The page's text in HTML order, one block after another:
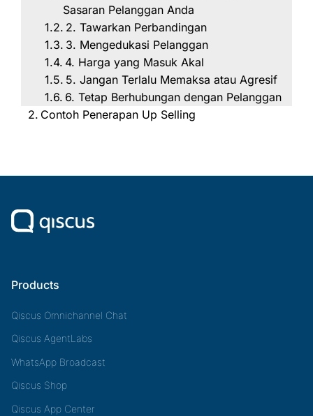
Sasaran Pelanggan Anda
2. Tawarkan Perbandingan
3. Mengedukasi Pelanggan
4. Harga yang Masuk Akal
5. Jangan Terlalu Memaksa atau Agresif
6. Tetap Berhubungan dengan Pelanggan
Contoh Penerapan Up Selling
Products
Qiscus Omnichannel Chat
Qiscus AgentLabs
WhatsApp Broadcast
Qiscus Shop
Qiscus App Center